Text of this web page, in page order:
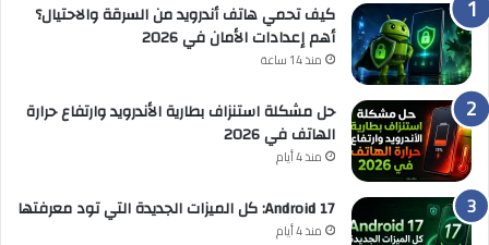
كيف تحمي هاتف أندرويد من السرقة والاحتيال؟
أهم إعدادات الأمان في 2026
منذ 14 ساعة
حل مشكلة استنزاف بطارية الأندرويد وارتفاع حرارة
الهاتف في 2026
منذ 4 أيام
Android 17: كل الميزات الجديدة التي تود معرفتها
منذ 4 أيام